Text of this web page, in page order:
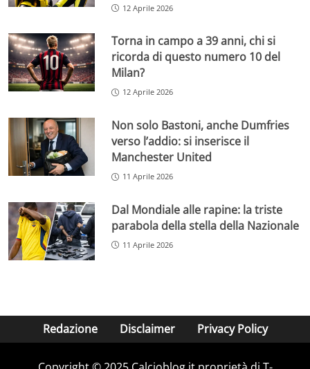
12 Aprile 2026
Torna in campo a 39 anni, chi si
ricorda di questo numero 10 del
Milan?
12 Aprile 2026
Non solo Bastoni, anche Dumfries
verso l’addio: si inserisce il
Manchester United
11 Aprile 2026
Dal Mondiale alle rapine: la triste
parabola della stella della Nazionale
11 Aprile 2026
Redazione Disclaimer Privacy Policy